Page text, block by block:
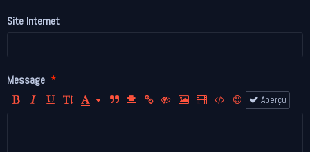
Site Internet
Message
Aperçu